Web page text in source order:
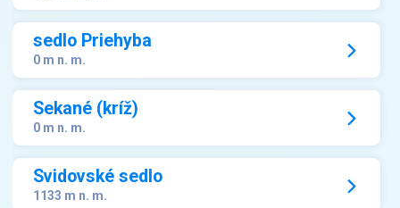
sedlo Priehyba
0 m n. m.
Sekané (kríž)
0 m n. m.
Svidovské sedlo
1133 m n. m.